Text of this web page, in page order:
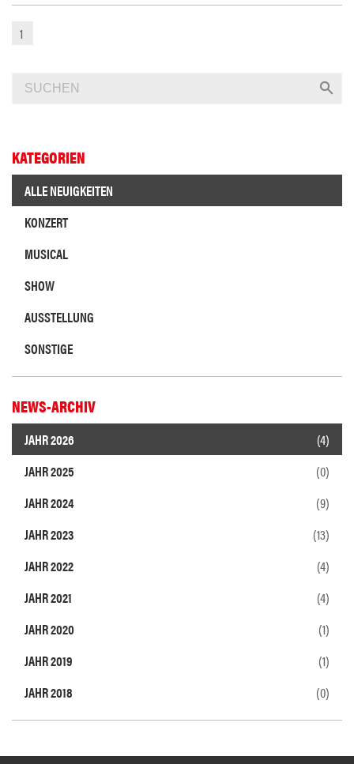
1
KATEGORIEN
ALLE NEUIGKEITEN
KONZERT
MUSICAL
SHOW
AUSSTELLUNG
SONSTIGE
NEWS-ARCHIV
JAHR 2026
(4)
JAHR 2025
(0)
JAHR 2024
(9)
JAHR 2023
(13)
JAHR 2022
(4)
JAHR 2021
(4)
JAHR 2020
(1)
JAHR 2019
(1)
JAHR 2018
(0)